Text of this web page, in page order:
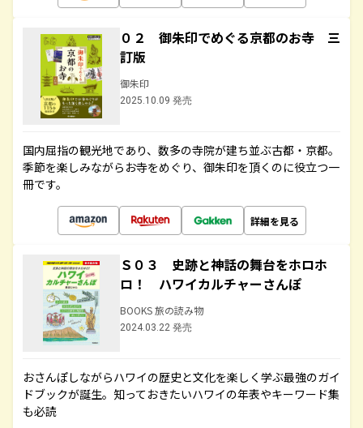
０２ 御朱印でめぐる京都のお寺 三
訂版
御朱印
2025.10.09 発売
国内屈指の観光地であり、数多の寺院が建ち並ぶ古都・京都。
季節を楽しみながらお寺をめぐり、御朱印を頂くのに役立つ一
冊です。
詳細を見る
Ｓ０３ 史跡と神話の舞台をホロホ
ロ！ ハワイカルチャーさんぽ
BOOKS 旅の読み物
2024.03.22 発売
おさんぽしながらハワイの歴史と文化を楽しく学ぶ最強のガイ
ドブックが誕生。知っておきたいハワイの年表やキーワード集
も必読